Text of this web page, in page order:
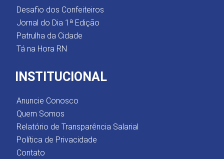
Desafio dos Confeiteiros
Jornal do Dia 1ª Edição
Patrulha da Cidade
Tá na Hora RN
INSTITUCIONAL
Anuncie Conosco
Quem Somos
Relatório de Transparência Salarial
Política de Privacidade
Contato